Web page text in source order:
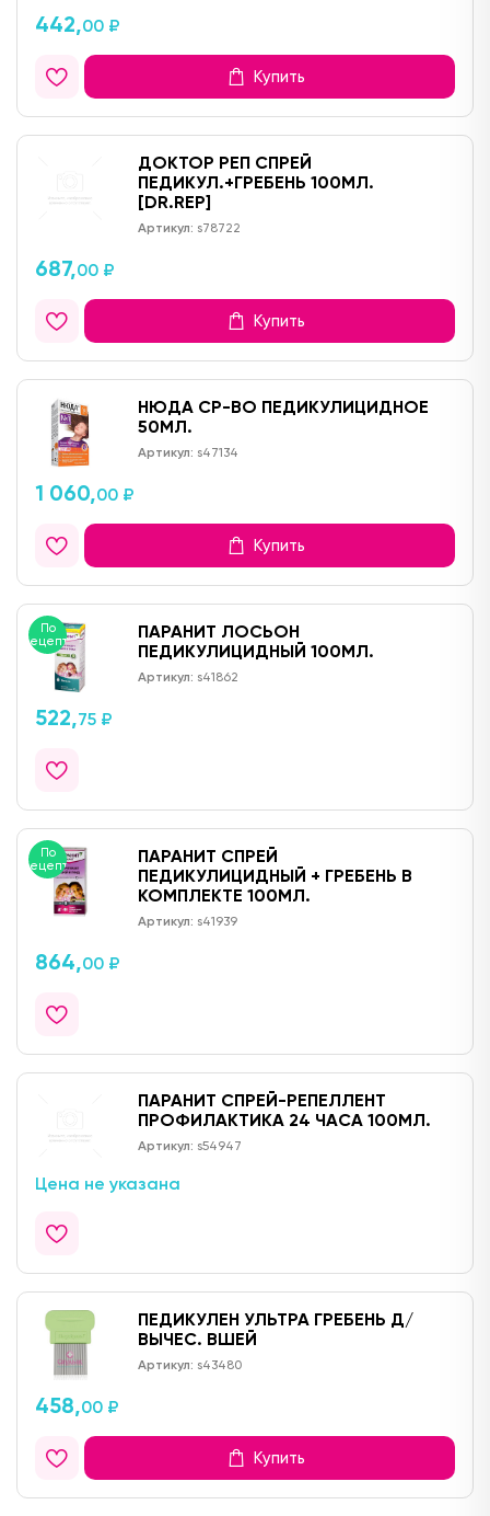
442,00 ₽
Купить
ДОКТОР РЕП СПРЕЙ
ПЕДИКУЛ.+ГРЕБЕНЬ 100МЛ.
[DR.REP]
Артикул: s78722
687,00 ₽
Купить
НЮДА СР-ВО ПЕДИКУЛИЦИДНОЕ
50МЛ.
Артикул: s47134
1 060,00 ₽
Купить
По
рецепту
ПАРАНИТ ЛОСЬОН
ПЕДИКУЛИЦИДНЫЙ 100МЛ.
Артикул: s41862
522,75 ₽
По
рецепту
ПАРАНИТ СПРЕЙ
ПЕДИКУЛИЦИДНЫЙ + ГРЕБЕНЬ В
КОМПЛЕКТЕ 100МЛ.
Артикул: s41939
864,00 ₽
ПАРАНИТ СПРЕЙ-РЕПЕЛЛЕНТ
ПРОФИЛАКТИКА 24 ЧАСА 100МЛ.
Артикул: s54947
Цена не указана
ПЕДИКУЛЕН УЛЬТРА ГРЕБЕНЬ Д/
ВЫЧЕС. ВШЕЙ
Артикул: s43480
458,00 ₽
Купить